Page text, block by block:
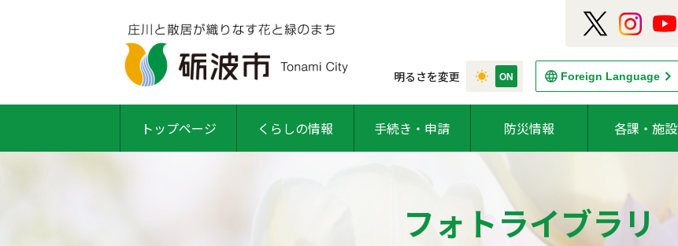
明るさを変更 Foreign Language
トップページ くらしの情報 手続き・申請 防災情報 各課・施設
フォトライブラリ